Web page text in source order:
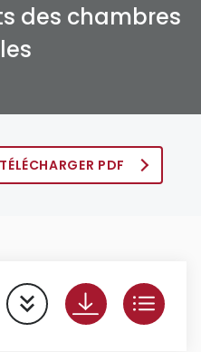
des chambres
TÉLÉCHARGER PDF